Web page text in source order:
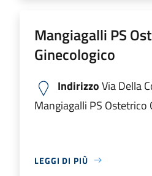
Mangiagalli PS
Ginecologico
IndirizzoVia Della
Mangiagalli PS Ostetrico
LEGGI DI PIÙ